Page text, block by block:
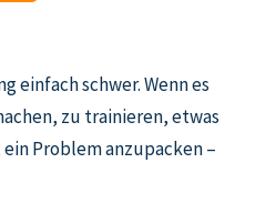
einfach schwer. Wenn es
zu trainieren, etwas
Problem anzupacken –